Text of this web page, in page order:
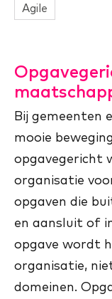
Agile
Bij gemeenten
mooie
opgavegericht
organisatie
opgaven die
en aansluit of
opgave wordt
organisatie,
domeinen.